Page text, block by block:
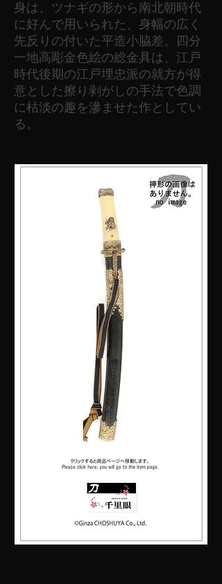
身は、ツナギの形から南北朝時代
に好んで用いられた、身幅の広く
先反りの付いた平造小脇差。四分
一地高彫金色絵の総金具は、江戸
時代後期の江戸埋忠派の就方が得
意とした擦り剥がしの手法で色調
に枯淡の趣を滲ませた作としてい
る。